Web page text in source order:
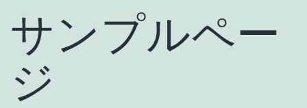
サンプルペー
ジ